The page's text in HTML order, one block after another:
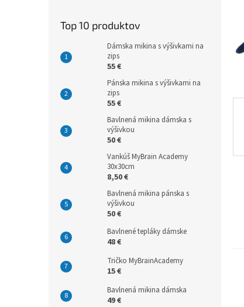
Top 10 produktov
Dámska mikina s výšivkami na
zips
55 €
Pánska mikina s výšivkami na
zips
55 €
Bavlnená mikina dámska s
výšivkou
50 €
Vankúš MyBrain Academy
30x30cm
8,50 €
Bavlnená mikina pánska s
výšivkou
50 €
Bavlnené tepláky dámske
48 €
Tričko MyBrainAcademy
15 €
Bavlnená mikina dámska
49 €